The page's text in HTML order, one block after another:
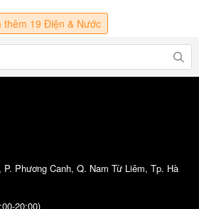
thêm 19 Điện & Nước
Phương Canh, Q. Nam Từ Liêm, Tp. Hà
20:00)